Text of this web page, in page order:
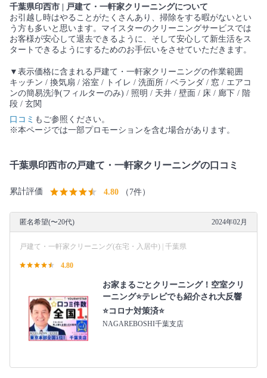
千葉県印西市 | 戸建て・一軒家クリーニングについて
お引越し時はやることがたくさんあり、掃除をする暇がないとい
う方も多いと思います。マイスターのクリーニングサービスでは
お客様が安心して退去できるように、そして安心して新生活をス
タートできるようにするためのお手伝いをさせていただきます。
▼表示価格に含まれる戸建て・一軒家クリーニングの作業範囲
キッチン / 換気扇 / 浴室 / トイレ / 洗面所 / ベランダ / 窓 / エアコ
ンの簡易洗浄(フィルターのみ) / 照明 / 天井 / 壁面 / 床 / 廊下 / 階
段 / 玄関
口コミ もご参照ください。
※本ページでは一部プロモーションを含む場合があります。
千葉県印西市の戸建て・一軒家クリーニングの口コミ
累計評価 4.80 （7件）
匿名希望(〜20代) 2024年02月
戸建て・一軒家クリーニング(在宅・入居中) | 千葉県
4.80
お家まるごとクリーニング！空室クリ
ーニング⭐テレビでも紹介され大反響
⭐コロナ対策済⭐
NAGAREBOSHI千葉支店